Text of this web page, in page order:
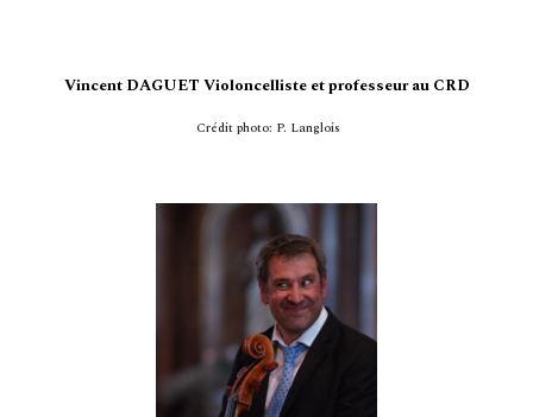
Vincent DAGUET Violoncelliste et professeur au CRD
Crédit photo: P. Langlois